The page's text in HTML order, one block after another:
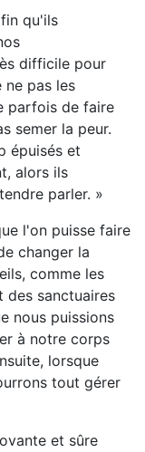
qu'ils
difficile pour
ne pas les
parfois de faire
semer la peur.
épuisés et
alors ils
parler. »
l'on puisse faire
changer la
comme les
des sanctuaires
nous puissions
à notre corps
lorsque
tout gérer
et sûre